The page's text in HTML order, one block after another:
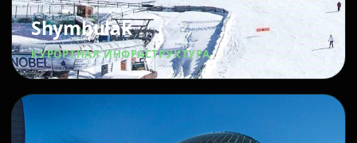
Shymbulak
КУРОРТНАЯ ИНФРАСТРУКТУРА